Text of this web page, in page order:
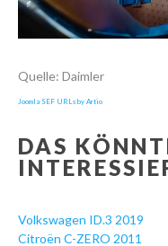
Quelle: Daimler
Joomla SEF URLs by Artio
DAS
Volkswagen ID.3 2019
Citroën C-ZERO 2011